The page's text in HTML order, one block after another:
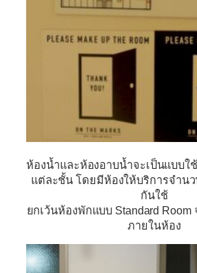
ห้องน้ำและห้องอาบน้ำจะเป็นแบบใ
แต่ละชั้น โดยมีห้องให้บริการจำน
กันใช้
ยกเว้นห้องพักแบบ Standard
ภายในห้อง